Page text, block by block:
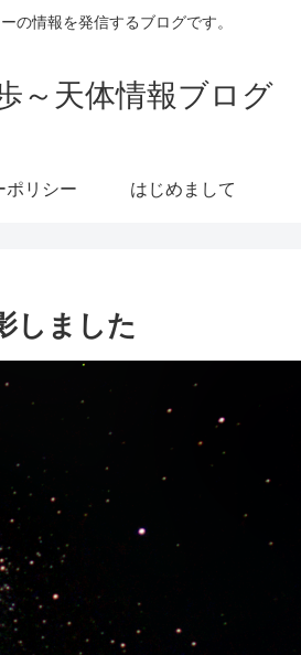
の情報を発信するブログです。
～天体情報ブログ
ポリシー はじめまして
しました